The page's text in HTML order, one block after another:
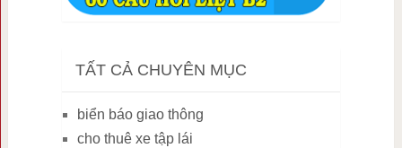
TẤT CẢ CHUYÊN MỤC
biển báo giao thông
cho thuê xe tập lái